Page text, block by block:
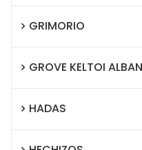
GRIMORIO
GROVE KELTOI
HADAS